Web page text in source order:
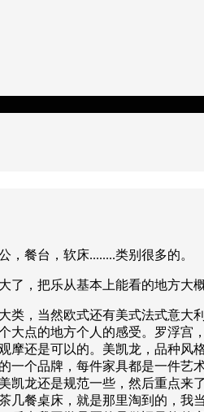
餐台，软床........类别很多的。
，把乐从基本上能看的地方大
，当然欧式还有美式法式意
点的地方个人的感受。罗浮
还是可以的。美凯龙，品种风
一个品牌，每件家具都是一件
龙还是规范一些，然后重点来
餐桌床，就是那里淘到的，我